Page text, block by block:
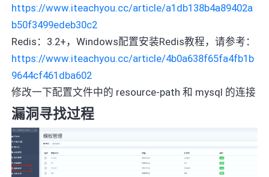
https://www.iteachyou.cc/article/a1db138b4a89402a
b50f3499edeb30c2
Redis：3.2+，Windows配置安装Redis教程，请参考：
https://www.iteachyou.cc/article/4b0a638f65fa4fb1b
9644cf461dba602
修改一下配置文件中的 resource-path 和 mysql 的连接
漏洞寻找过程